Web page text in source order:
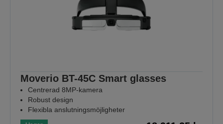
Moverio BT-45C Smart glasses
Centrerad 8MP-kamera
Robust design
Flexibla anslutningsmöjligheter